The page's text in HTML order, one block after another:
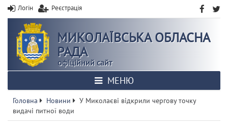
Логін Реєстрація
МИКОЛАЇВСЬКА ОБЛАСНА
РАДА
офіційний сайт
МЕНЮ
Головна Новини
У Миколаєві відкрили чергову точку
видачі питної води